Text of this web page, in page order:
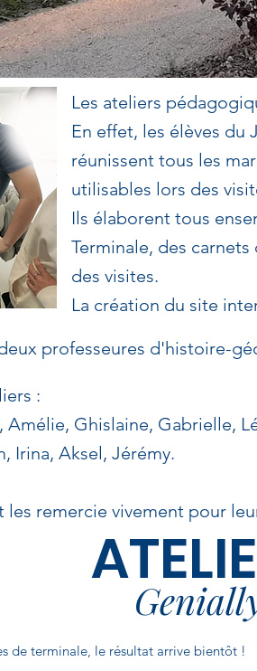
Les ateliers
En effet, les élèves du
réunissent tous les
utilisables lors des
Ils élaborent tous
Terminale, des
des visites.
La création du site
professeures d'histoire-
:
Amélie, Ghislaine, Gabrielle,
Irina, Aksel, Jérémy.
les remercie vivement pour
de terminale, le résultat arrive bientôt !